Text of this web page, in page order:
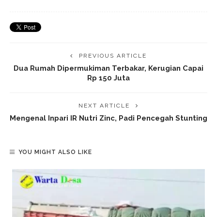
PREVIOUS ARTICLE
Dua Rumah Dipermukiman Terbakar, Kerugian Capai
Rp 150 Juta
NEXT ARTICLE
Mengenal Inpari IR Nutri Zinc, Padi Pencegah Stunting
YOU MIGHT ALSO LIKE